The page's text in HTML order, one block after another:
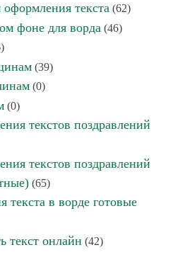
текста (62)
фоне для ворда (46)
(39)
(0)
(0)
текстов поздравлений
текстов поздравлений
(65)
текста в ворде готовые
текст онлайн (42)